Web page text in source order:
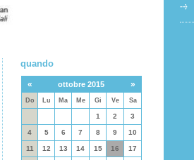
quando
« ottobre 2015 »
Do Lu Ma Me Gi Ve Sa
1 2 3
4 5 6 7 8 9 10
11 12 13 14 15 16 17